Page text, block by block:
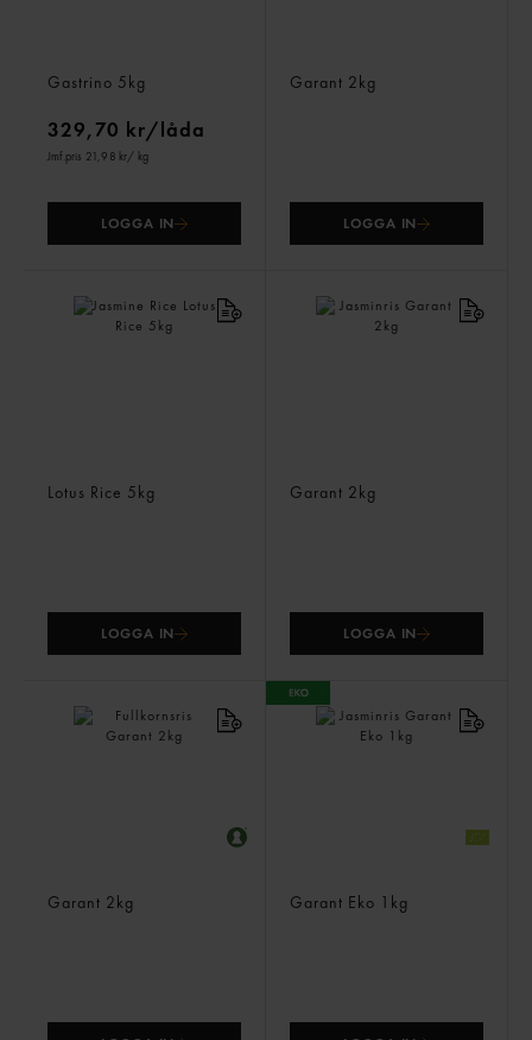
Gastrino 5kg
329,70 kr/låda
Jmf.pris 21,98 kr/ kg
LOGGA IN
Garant 2kg
LOGGA IN
Lotus Rice 5kg
LOGGA IN
Garant 2kg
LOGGA IN
Garant 2kg Garant Eko 1kg